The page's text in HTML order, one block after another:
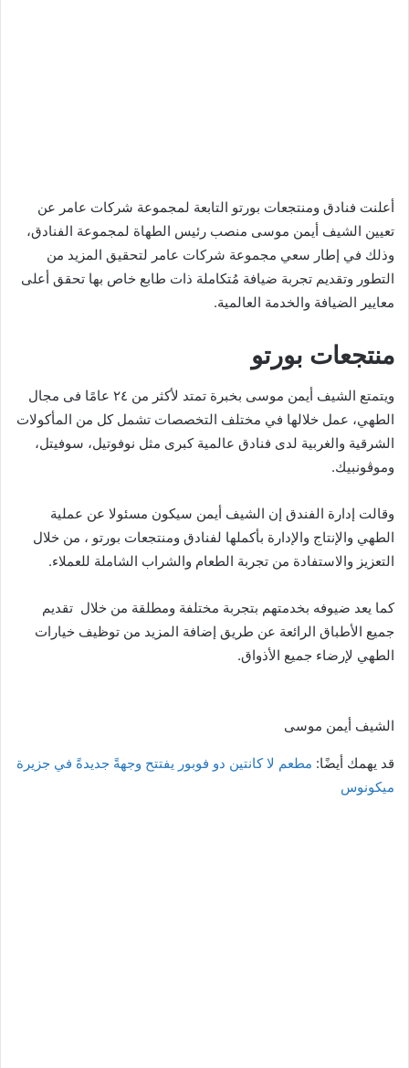
أعلنت فنادق ومنتجعات بورتو التابعة لمجموعة شركات عامر عن
تعيين الشيف أيمن موسى منصب رئيس الطهاة لمجموعة الفنادق،
وذلك في إطار سعي مجموعة شركات عامر لتحقيق المزيد من
التطور وتقديم تجربة ضيافة مُتكاملة ذات طابع خاص بها تحقق أعلى
معايير الضيافة والخدمة العالمية.
منتجعات بورتو
ويتمتع الشيف أيمن موسى بخبرة تمتد لأكثر من ٢٤ عامًا فى مجال
الطهي، عمل خلالها في مختلف التخصصات تشمل كل من المأكولات
الشرقية والغربية لدى فنادق عالمية كبرى مثل نوفوتيل، سوفيتل،
وموڤونبيك.
وقالت إدارة الفندق إن الشيف أيمن سيكون مسئولا عن عملية
الطهي والإنتاج والإدارة بأكملها لفنادق ومنتجعات بورتو ، من خلال
التعزيز والاستفادة من تجربة الطعام والشراب الشاملة للعملاء.
كما يعد ضيوفه بخدمتهم بتجربة مختلفة ومطلقة من خلال تقديم
جميع الأطباق الرائعة عن طريق إضافة المزيد من توظيف خيارات
الطهي لإرضاء جميع الأذواق.
الشيف أيمن موسى
قد يهمك أيضًا: مطعم لا كانتين دو فوبور يفتتح وجهةً جديدةً في جزيرة
ميكونوس